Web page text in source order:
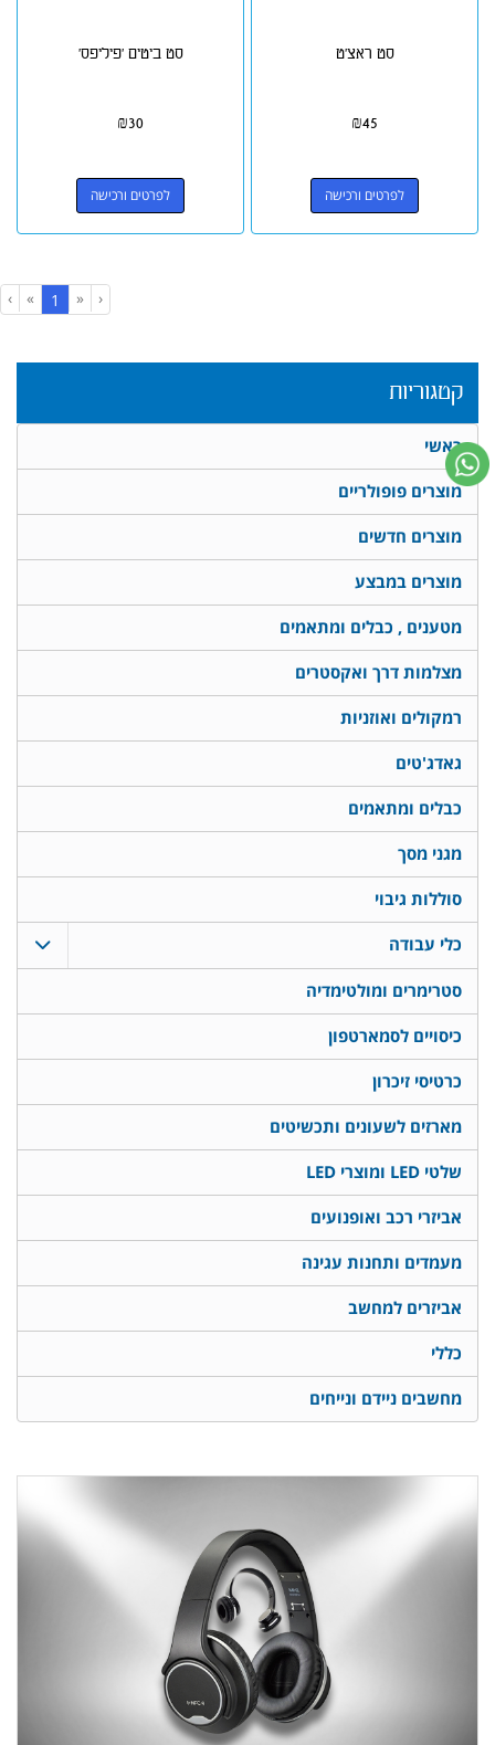
סט ראצ'ט
₪45
לפרטים ורכישה
סט ביטים 'פיליפס'
₪30
לפרטים ורכישה
‹
«
1
»
›
קטגוריות
ראשי
מוצרים פופולריים
מוצרים חדשים
מוצרים במבצע
מטענים , כבלים ומתאמים
מצלמות דרך ואקסטרים
רמקולים ואוזניות
גאדג'טים
כבלים ומתאמים
מגני מסך
סוללות גיבוי
כלי עבודה
סטרימרים ומולטימדיה
כיסויים לסמארטפון
כרטיסי זיכרון
מארזים לשעונים ותכשיטים
שלטי LED ומוצרי LED
אביזרי רכב ואופנועים
מעמדים ותחנות עגינה
אביזרים למחשב
כללי
מחשבים ניידם ונייחים